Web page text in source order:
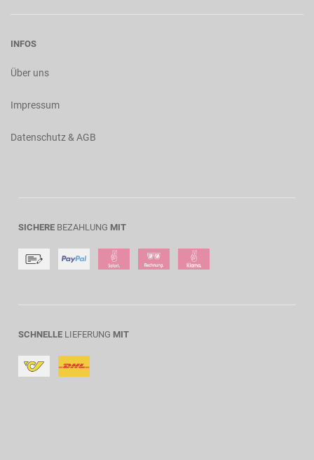
INFOS
Über uns
Impressum
Datenschutz & AGB
SICHERE BEZAHLUNG MIT
SCHNELLE LIEFERUNG MIT